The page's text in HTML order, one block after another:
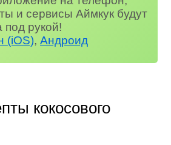
и сервисы Аймкук будут
под рукой!
(iOS),Андроид
кокосового